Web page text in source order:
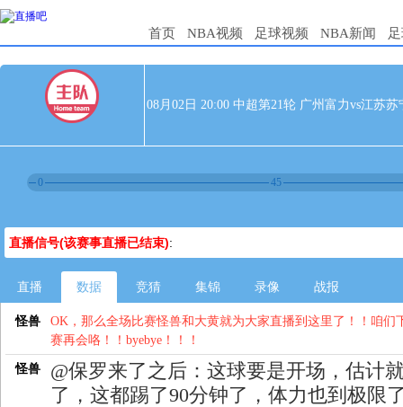
首页 NBA视频 足球视频 NBA新闻
08月02日 20:00 中超第21轮 广州富力vs江苏苏
0 45
直播信号(该赛事直播已结束):
直播 数据 竞猜 集锦 录像 战报
怪兽
OK，那么全场比赛怪兽和大黄就为大家直播到这里了！！咱们
赛再会咯！！byebye！！！
怪兽
@保罗来了之后：这球要是开场，估计
了，这都踢了90分钟了，体力也到极限